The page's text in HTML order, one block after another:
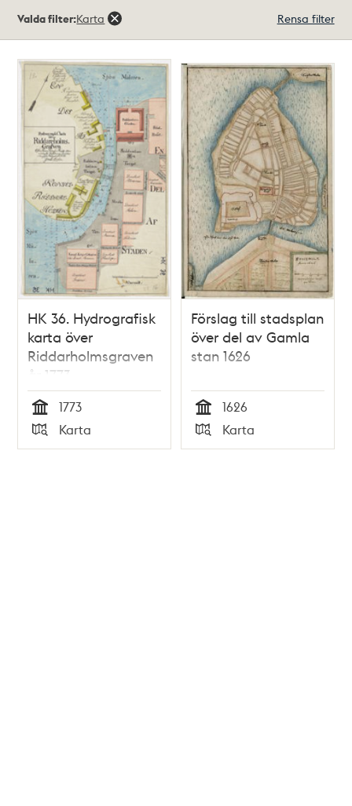
träffar
Valda filter:Karta Rensa filter
HK 36. Hydrografisk
karta över
Riddarholmsgraven
år 1773
Tid
1773
Typ
Karta
Förslag till stadsplan
över del av Gamla
stan 1626
Tid
1626
Typ
Karta